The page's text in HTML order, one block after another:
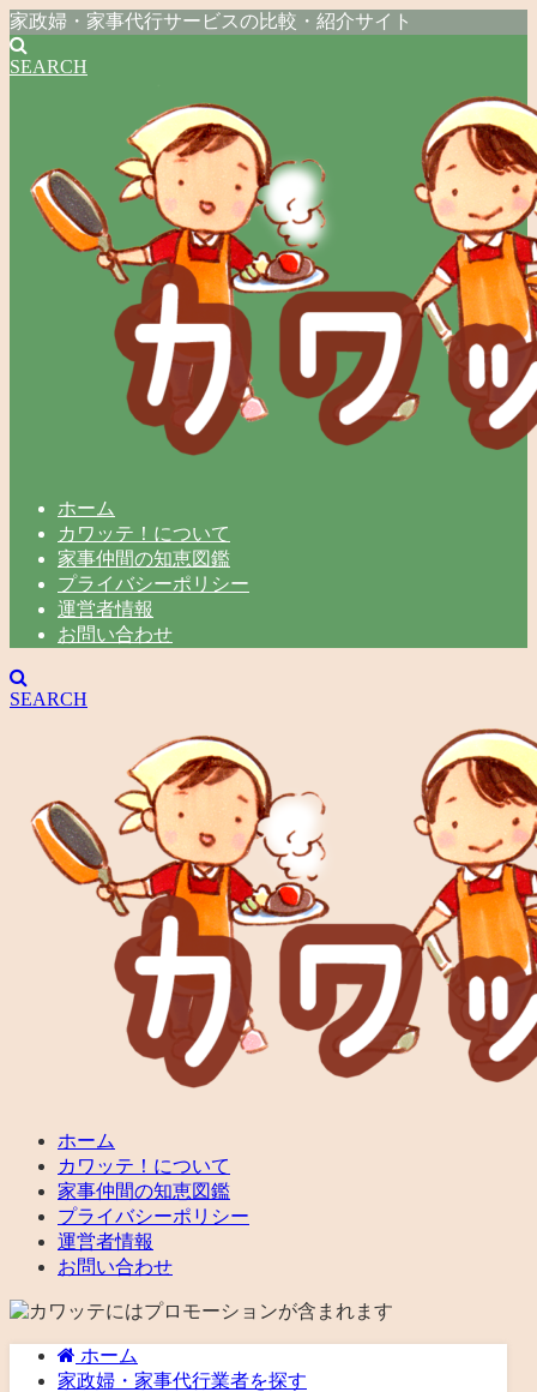
家政婦・家事代行サービスの比較・紹介サイト
SEARCH
ホーム
カワッテ！について
家事仲間の知恵図鑑
プライバシーポリシー
運営者情報
お問い合わせ
SEARCH
ホーム
カワッテ！について
家事仲間の知恵図鑑
プライバシーポリシー
運営者情報
お問い合わせ
ホーム
家政婦・家事代行業者を探す